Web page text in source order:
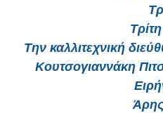
Την καλλιτεχνική
Κουτσογιαννάκη